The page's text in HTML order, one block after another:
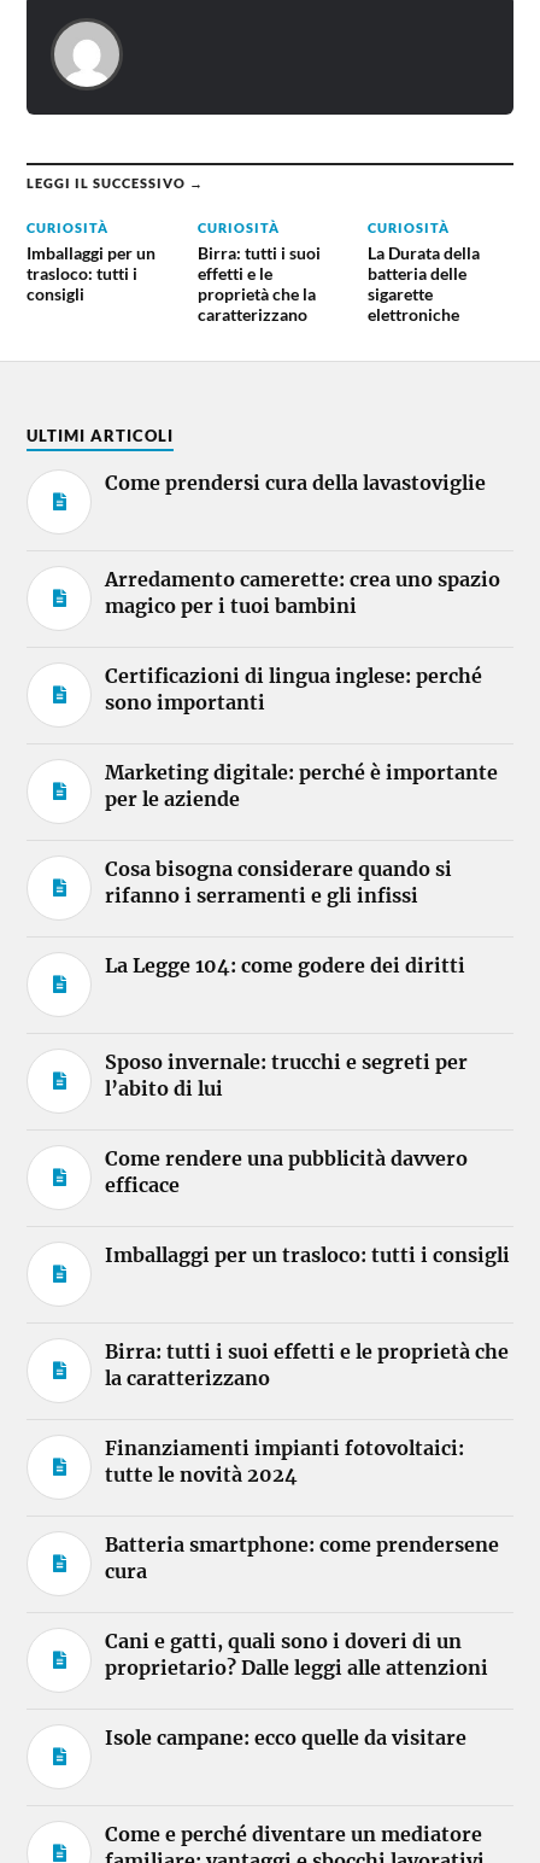
LEGGI IL SUCCESSIVO →
CURIOSITÀ
Imballaggi per un
trasloco: tutti i
consigli
CURIOSITÀ
Birra: tutti i suoi
effetti e le
proprietà che la
caratterizzano
CURIOSITÀ
La Durata della
batteria delle
sigarette
elettroniche
ULTIMI ARTICOLI
Come prendersi cura della lavastoviglie
Arredamento camerette: crea uno spazio
magico per i tuoi bambini
Certificazioni di lingua inglese: perché
sono importanti
Marketing digitale: perché è importante
per le aziende
Cosa bisogna considerare quando si
rifanno i serramenti e gli infissi
La Legge 104: come godere dei diritti
Sposo invernale: trucchi e segreti per
l’abito di lui
Come rendere una pubblicità davvero
efficace
Imballaggi per un trasloco: tutti i consigli
Birra: tutti i suoi effetti e le proprietà che
la caratterizzano
Finanziamenti impianti fotovoltaici:
tutte le novità 2024
Batteria smartphone: come prendersene
cura
Cani e gatti, quali sono i doveri di un
proprietario? Dalle leggi alle attenzioni
Isole campane: ecco quelle da visitare
Come e perché diventare un mediatore